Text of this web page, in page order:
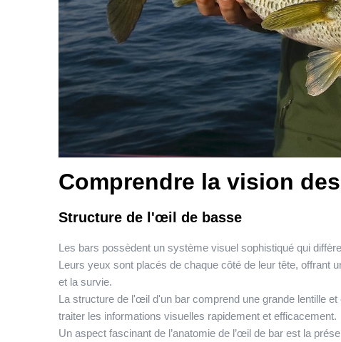
Comprendre la vision
Structure de l'œil de basse
Les bars possèdent un système visuel sophistiqué qui
Leurs yeux sont placés de chaque côté de leur tête, offrant
et la survie.
La structure de l'œil d'un bar comprend une grande lentille
traiter les informations visuelles rapidement et efficacement.
Un aspect fascinant de l’anatomie de l’œil de bar est la